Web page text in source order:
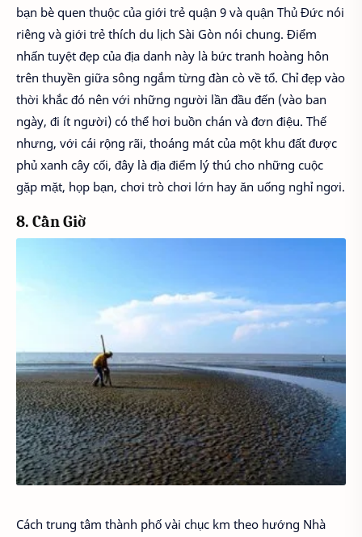
bạn bè quen thuộc của giới trẻ quận 9 và quận Thủ Đức nói
riêng và giới trẻ thích du lịch Sài Gòn nói chung. Điểm
nhấn tuyệt đẹp của địa danh này là bức tranh hoàng hôn
trên thuyền giữa sông ngắm từng đàn cò về tổ. Chỉ đẹp vào
thời khắc đó nên với những người lần đầu đến (vào ban
ngày, đi ít người) có thể hơi buồn chán và đơn điệu. Thế
nhưng, với cái rộng rãi, thoáng mát của một khu đất được
phủ xanh cây cối, đây là địa điểm lý thú cho những cuộc
gặp mặt, họp bạn, chơi trò chơi lớn hay ăn uống nghỉ ngơi.
8. Cần Giờ
Cách trung tâm thành phố vài chục km theo hướng Nhà